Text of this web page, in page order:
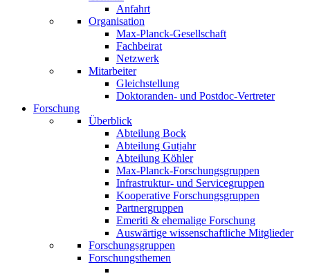
Anfahrt
Organisation
Max-Planck-Gesellschaft
Fachbeirat
Netzwerk
Mitarbeiter
Gleichstellung
Doktoranden- und Postdoc-Vertreter
Forschung
Überblick
Abteilung Bock
Abteilung Gutjahr
Abteilung Köhler
Max-Planck-Forschungsgruppen
Infrastruktur- und Servicegruppen
Kooperative Forschungsgruppen
Partnergruppen
Emeriti & ehemalige Forschung
Auswärtige wissenschaftliche Mitglieder
Forschungsgruppen
Forschungsthemen